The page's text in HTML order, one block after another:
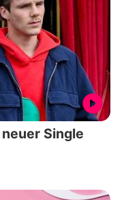
Single